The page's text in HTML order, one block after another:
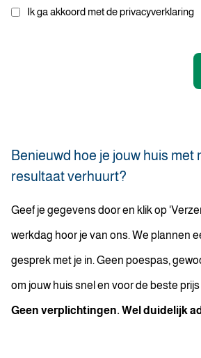
Ik ga akkoord met de privacyverklaring
Benieuwd hoe je jouw huis met
resultaat verhuurt?
Geef je gegevens door en klik op
werkdag hoor je van ons. We plannen
gesprek met je in. Geen poespas,
om jouw huis snel en voor de beste
Geen verplichtingen. Wel duidelijk